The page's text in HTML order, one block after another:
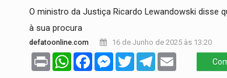
O ministro da Justiça Ricardo Lewandowski disse
à sua procura
defatoonline.com 16 de Junho de 2025 às 13:20
Print WhatsAppFacebookMessenger
TwitterTelegram